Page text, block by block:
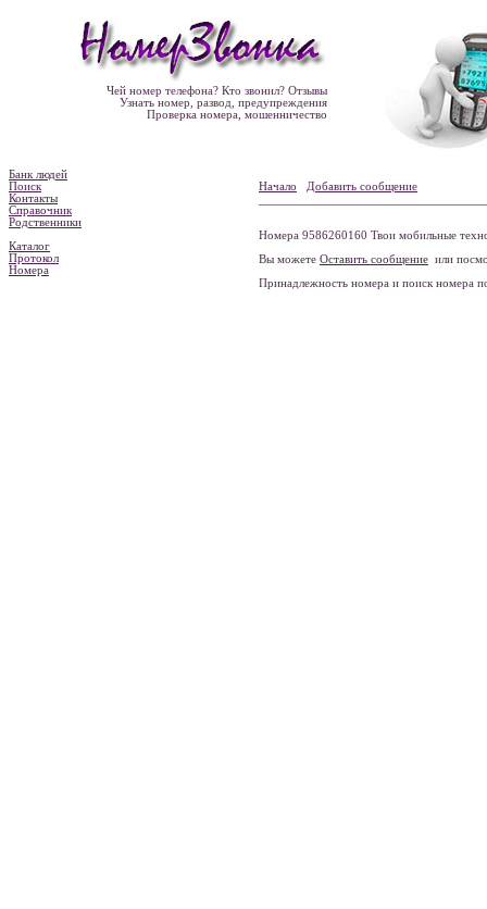
Чей номер телефона? Кто звонил? Отзывы
Узнать номер, развод, предупреждения
Проверка номера, мошенничество
Банк людей
Поиск
Контакты
Справочник
Родственники
Каталог
Протокол
Номера
Начало Добавить сообщение
Номера 9586260160 Твои мобильные
Вы можете Оставить сообщение или
Принадлежность номера и поиск номера